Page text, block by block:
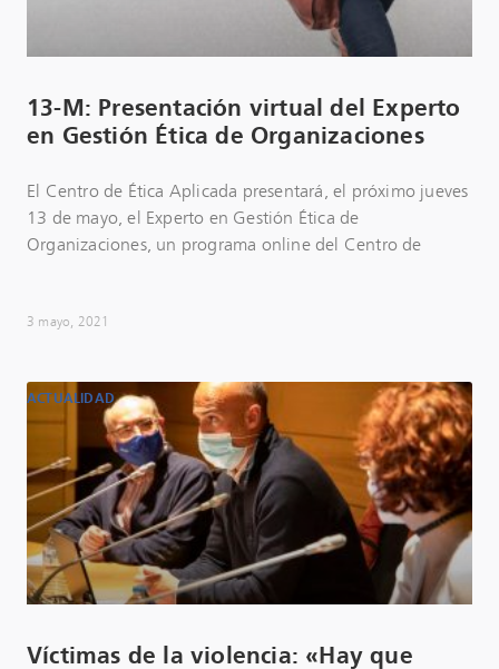
13-M: Presentación virtual del Experto
en Gestión Ética de Organizaciones
El Centro de Ética Aplicada presentará, el próximo jueves
13 de mayo, el Experto en Gestión Ética de
Organizaciones, un programa online del Centro de
3 mayo, 2021
ACTUALIDAD
Víctimas de la violencia: «Hay que